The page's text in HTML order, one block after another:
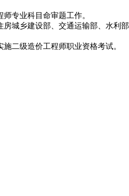
专业科目命审题工作。
城乡建设部、交通运输部、水利部
二级造价工程师职业资格考试。